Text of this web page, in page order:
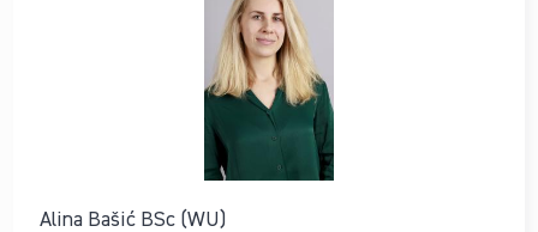
Alina Bašić BSc (WU)